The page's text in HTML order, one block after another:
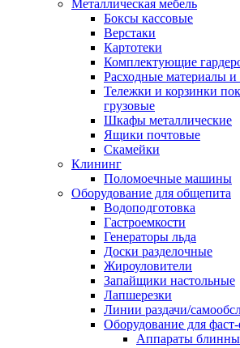
Металлическая мебель
Боксы кассовые
Верстаки
Картотеки
Комплектующие
Расходные материалы
Тележки и корзинки
грузовые
Шкафы металлические
Ящики почтовые
Скамейки
Клининг
Поломоечные машины
Оборудование для общепита
Водоподготовка
Гастроемкости
Генераторы льда
Доски разделочные
Жироуловители
Запайщики настольные
Лапшерезки
Линии раздачи/
Оборудование для
Аппараты